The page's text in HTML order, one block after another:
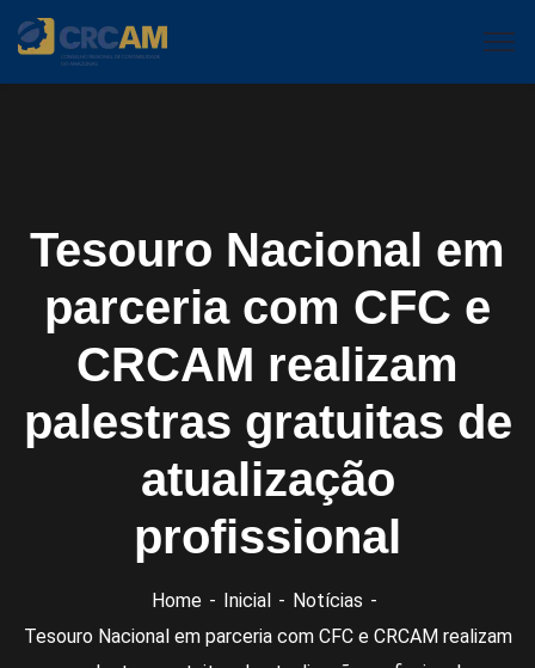
Tesouro Nacional em
parceria com CFC e
CRCAM realizam
palestras gratuitas de
atualização
profissional
Home Inicial
Notícias
Tesouro Nacional em parceria com CFC e CRCAM realizam